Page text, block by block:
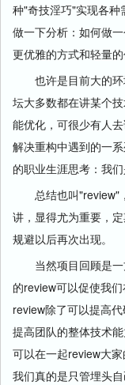
种"奇技淫巧"实现各
做一下分析：如何做
更优雅的方式和轻量
也许是目前大的环
坛大多数都在讲某个
能优化，可很少有人
解决重构中遇到的一
的职业生涯思考：我
总结也叫"review"
讲，显得尤为重要，
规避以后再次出现。
当然项目回顾是一
的review可以促使我
review除了可以提高
提高团队的整体技术
可以在一起review大
我们真的是只管埋头